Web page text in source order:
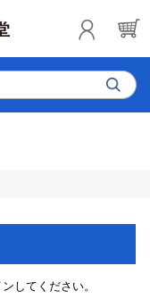
してください。